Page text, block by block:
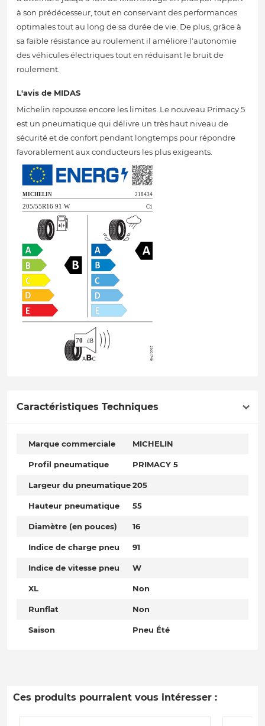
à son prédécesseur, tout en conservant des performances
optimales tout au long de sa durée de vie. De plus, grâce à
sa faible résistance au roulement il améliore l'autonomie
des véhicules électriques tout en réduisant le bruit de
roulement.
L'avis de MIDAS
Michelin repousse encore les limites. Le nouveau Primacy 5
est un pneumatique qui délivre un très haut niveau de
sécurité et de confort pendant longtemps pour répondre
favorablement aux conducteurs les plus exigeants.
Caractéristiques Techniques
Marque commerciale MICHELIN
Profil pneumatique PRIMACY 5
Largeur du pneumatique205
Hauteur pneumatique 55
Diamètre (en pouces) 16
Indice de charge pneu 91
Indice de vitesse pneu W
XL Non
Runflat Non
Saison Pneu Été
Ces produits pourraient vous intéresser :